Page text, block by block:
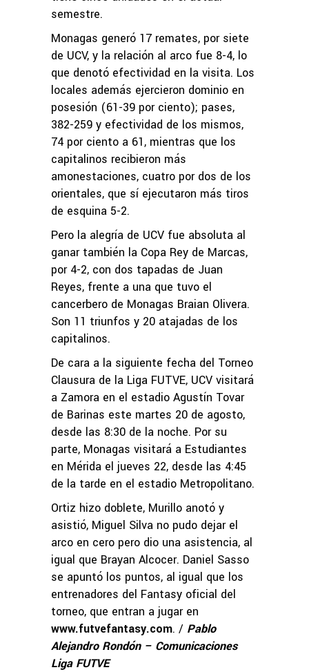
semestre.
Monagas generó 17 remates, por siete
de UCV, y la relación al arco fue 8-4, lo
que denotó efectividad en la visita. Los
locales además ejercieron dominio en
posesión (61-39 por ciento); pases,
382-259 y efectividad de los mismos,
74 por ciento a 61, mientras que los
capitalinos recibieron más
amonestaciones, cuatro por dos de los
orientales, que sí ejecutaron más tiros
de esquina 5-2.
Pero la alegría de UCV fue absoluta al
ganar también la Copa Rey de Marcas,
por 4-2, con dos tapadas de Juan
Reyes, frente a una que tuvo el
cancerbero de Monagas Braian Olivera.
Son 11 triunfos y 20 atajadas de los
capitalinos.
De cara a la siguiente fecha del Torneo
Clausura de la Liga FUTVE, UCV visitará
a Zamora en el estadio Agustín Tovar
de Barinas este martes 20 de agosto,
desde las 8:30 de la noche. Por su
parte, Monagas visitará a Estudiantes
en Mérida el jueves 22, desde las 4:45
de la tarde en el estadio Metropolitano.
Ortiz hizo doblete, Murillo anotó y
asistió, Miguel Silva no pudo dejar el
arco en cero pero dio una asistencia, al
igual que Brayan Alcocer. Daniel Sasso
se apuntó los puntos, al igual que los
entrenadores del Fantasy oficial del
torneo, que entran a jugar en
www.futvefantasy.com. / Pablo
Alejandro Rondón – Comunicaciones
Liga FUTVE